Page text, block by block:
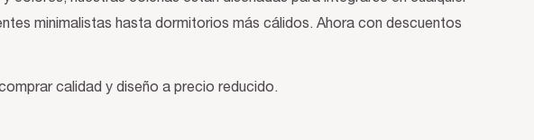
minimalistas hasta dormitorios más cálidos. Ahora con descuentos
calidad y diseño a precio reducido.